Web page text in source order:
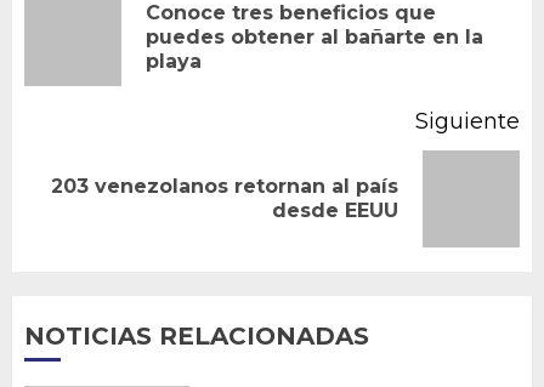
entradas
Conoce tres beneficios que
puedes obtener al bañarte en la
playa
Siguiente
Siguiente
203 venezolanos retornan al país
desde EEUU
NOTICIAS RELACIONADAS